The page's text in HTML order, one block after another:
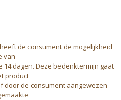
de consument de mogelijkheid
van
dagen. Deze bedenktermijn gaat
product
door de consument aangewezen